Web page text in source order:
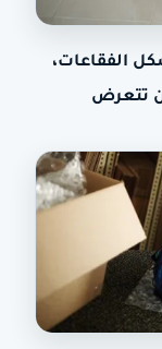
الفقاعات،
تتعرض